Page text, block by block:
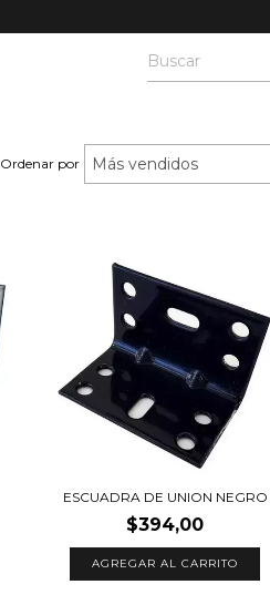
Ordenar por
ESCUADRA DE UNION NEGRO
$394,00